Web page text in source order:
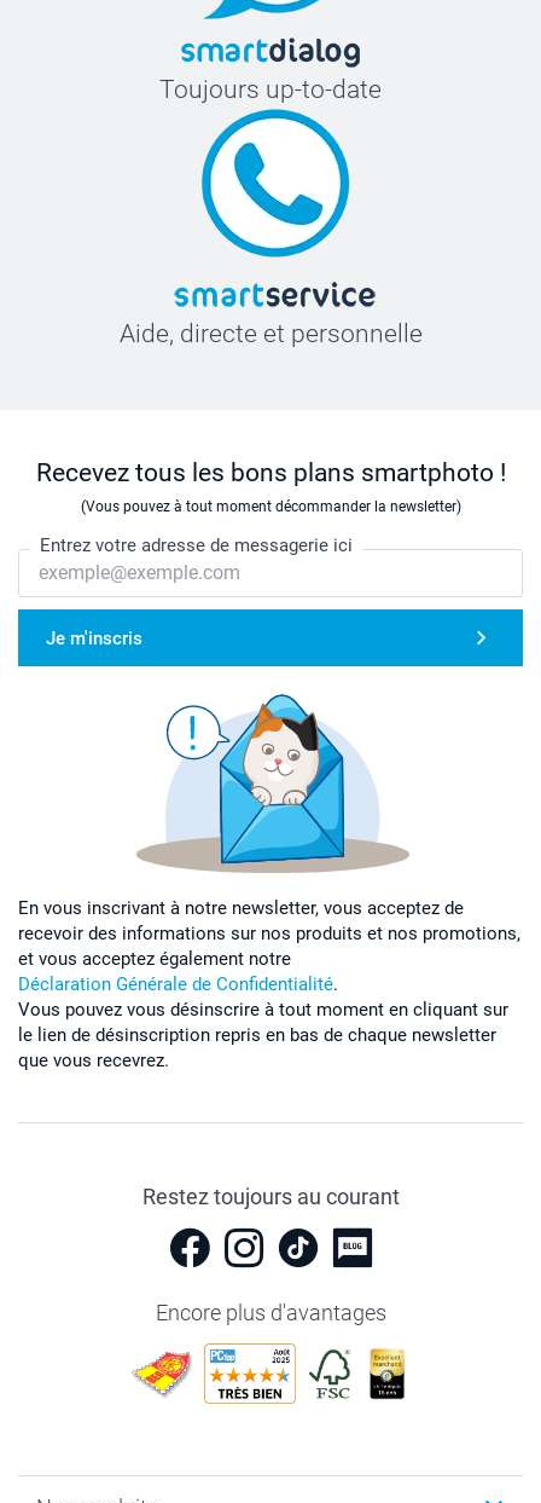
Toujours up-to-date
Aide, directe et personnelle
Recevez tous les bons plans smartphoto !
(Vous pouvez à tout moment décommander la newsletter)
Entrez votre adresse de messagerie ici
Je m'inscris
En vous inscrivant à notre newsletter, vous acceptez de
recevoir des informations sur nos produits et nos promotions,
et vous acceptez également notre
Déclaration Générale de Confidentialité.
Vous pouvez vous désinscrire à tout moment en cliquant sur
le lien de désinscription repris en bas de chaque newsletter
que vous recevrez.
Restez toujours au courant
Encore plus d'avantages